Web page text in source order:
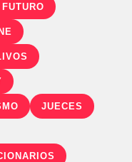
JUECES